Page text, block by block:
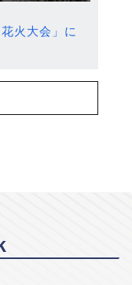
火大会」に